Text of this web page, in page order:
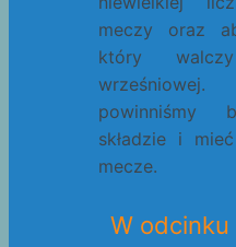
meczy oraz
który
powinniśmy
składzie i
mecze.
W odcinku